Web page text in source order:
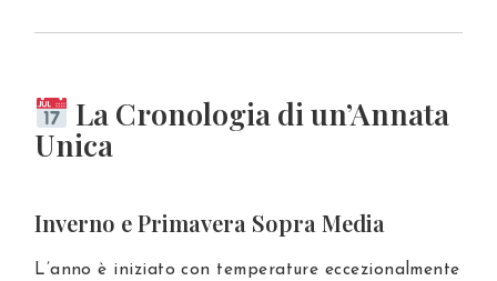
La Cronologia di un’Annata
Unica
Inverno e Primavera Sopra Media
L’anno è iniziato con temperature eccezionalmente